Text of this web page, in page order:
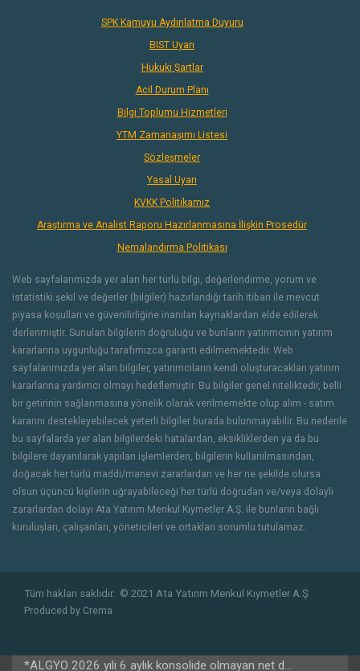
SPK Kamuyu Aydınlatma Duyuru
BIST Uyarı
Hukuki Şartlar
Acil Durum Planı
Bilgi Toplumu Hizmetleri
YTM Zamanaşımı Listesi
Sözleşmeler
Yasal Uyarı
KVKK Politikamız
Araştırma ve Analist Raporu Hazırlanmasına İlişkin Prosedür
Nemalandırma Politikası
Web sayfalarımızda yer alan her türlü bilgi, değerlendirme, yorum ve
istatistiki şekil ve değerler (bilgiler) hazırlandığı tarih itibarı ile mevcut
piyasa koşulları ve güvenilirliğine inanılan kaynaklardan elde edilerek
derlenmiştir. Sunulan bilgilerin doğruluğu ve bunların yatırımcının yatırım
kararlarına uygunluğu tarafımızca garanti edilmemektedir. Web
sayfalarımızda yer alan bilgiler, yatırımcıların kendi oluşturacakları yatırım
kararlarına yardımcı olmayı hedeflemiştir. Bu bilgiler genel niteliktedir, belli
bir getirinin sağlanmasına yönelik olarak verilmemekte olup alım - satım
kararını destekleyebilecek yeterli bilgiler burada bulunmayabilir. Bu nedenle
bu sayfalarda yer alan bilgilerdeki hatalardan, eksikliklerden ya da bu
bilgilere dayanılarak yapılan işlemlerden, bilgilerin kullanılmasından,
doğacak her türlü maddi/manevi zararlardan ve her ne şekilde olursa
olsun üçüncü kişilerin uğrayabileceği her türlü doğrudan ve/veya dolaylı
zararlardan dolayı Ata Yatırım Menkul Kıymetler A.Ş. ile bunların bağlı
kuruluşları, çalışanları, yöneticileri ve ortakları sorumlu tutulamaz.
Tüm hakları saklıdır. © 2021 Ata Yatırım Menkul Kıymetler A.Ş
Produced by Crema
*ALGYO 2026 yılı 6 aylık konsolide olmayan net dönem karı 395,523,448 TL (Önceki Dönem 2025 yılı 6 aylık 127,026,497 TL)